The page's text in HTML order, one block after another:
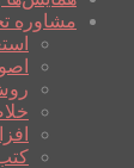
مشاوره